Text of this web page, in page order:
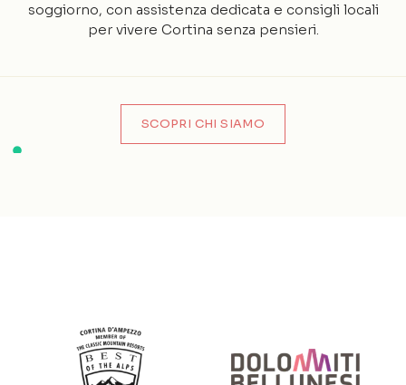
soggiorno, con assistenza dedicata e consigli locali
per vivere Cortina senza pensieri.
SCOPRI CHI SIAMO